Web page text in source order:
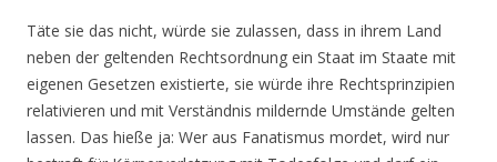
Täte sie das nicht, würde sie zulassen, dass in ihrem Land
neben der geltenden Rechtsordnung ein Staat im Staate mit
eigenen Gesetzen existierte, sie würde ihre Rechtsprinzipien
relativieren und mit Verständnis mildernde Umstände gelten
lassen. Das hieße ja: Wer aus Fanatismus mordet, wird nur